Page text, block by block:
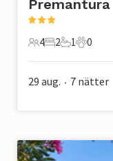
Premantura
4 Gäster
4
2 Sovrum
2
1 Badrum
1
0 Husdjur
0
29 aug. • 7 nätter